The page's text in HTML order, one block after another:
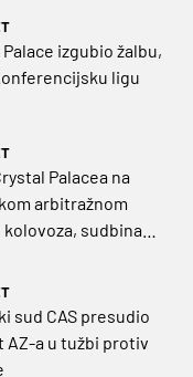
izgubio žalbu,
ligu
Palacea na
arbitražnom
kolovoza, sudbina
sud CAS presudio
AZ-a u tužbi protiv